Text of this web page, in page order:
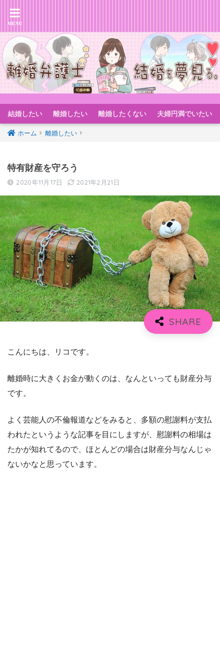
結婚したい 離婚したい 離婚したくない 夫婦円満でいたい
ホーム 離婚したい
特有財産を守ろう
2020年11月17日 2021年2月21日
こんにちは、リコです。
離婚時に大きくお金が動くのは、なんといっても財産分与
です。
よく芸能人の不倫報道などをみると、多額の慰謝料が支払
われたというような記事を目にしますが、慰謝料の相場は
たかが知れてるので、ほとんどの場合は財産分与なんじゃ
ないかなと思っています。